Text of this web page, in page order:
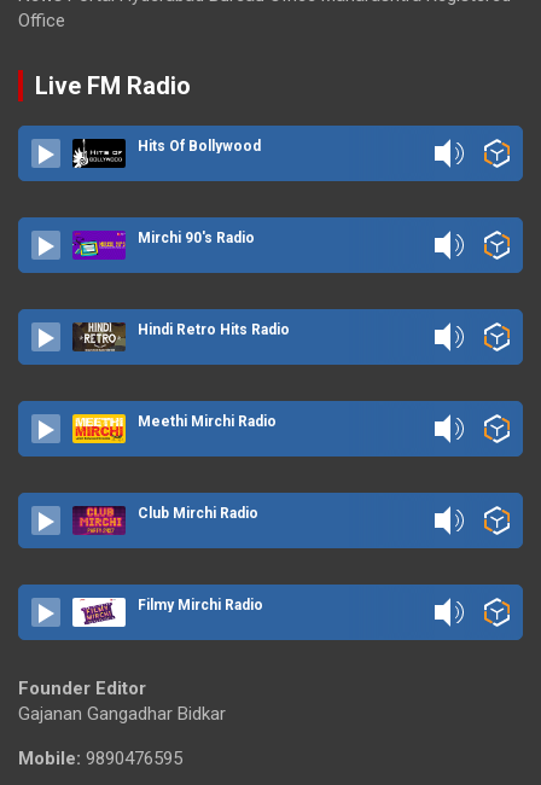
Office
Live FM Radio
Hits Of Bollywood
Mirchi 90's Radio
Hindi Retro Hits Radio
Meethi Mirchi Radio
Club Mirchi Radio
Filmy Mirchi Radio
Founder Editor
Gajanan Gangadhar Bidkar
Mobile: 9890476595